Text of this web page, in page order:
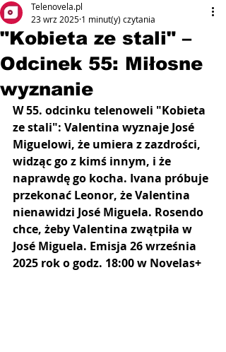
"Kobieta ze stali" –
Odcinek 55: Miłosne
wyznanie
Telenovela.pl
23 wrz 2025 1 minut(y) czytania
W 55. odcinku telenoweli "Kobieta
ze stali": Valentina wyznaje José
Miguelowi, że umiera z zazdrości,
widząc go z kimś innym, i że
naprawdę go kocha. Ivana próbuje
przekonać Leonor, że Valentina
nienawidzi José Miguela. Rosendo
chce, żeby Valentina zwątpiła w
José Miguela. Emisja 26 września
2025 rok o godz. 18:00 w Novelas+